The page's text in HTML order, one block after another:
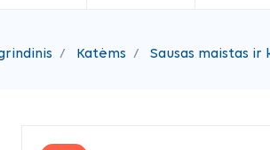
Katėms Sausas maistas ir